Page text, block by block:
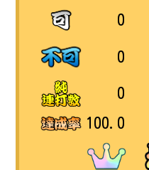
0
0
0
100.0